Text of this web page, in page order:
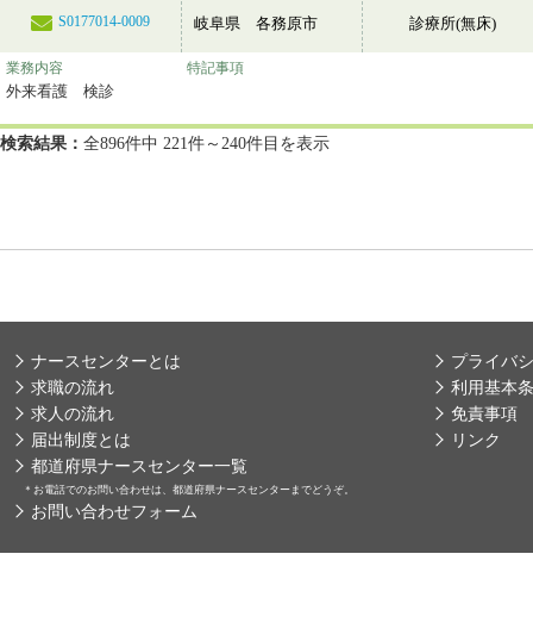
S0177014-0009 岐阜県 各務原市 診療所(無床)
業務内容
外来看護 検診
特記事項
検索結果： 全896件中 221件～240件目を表示
ナースセンターとは
求職の流れ
求人の流れ
届出制度とは
都道府県ナースセンター一覧
＊ お電話でのお問い合わせは、都道府県ナースセンターまでどうぞ。
お問い合わせフォーム
プライバ
利用基本
免責事項
リンク